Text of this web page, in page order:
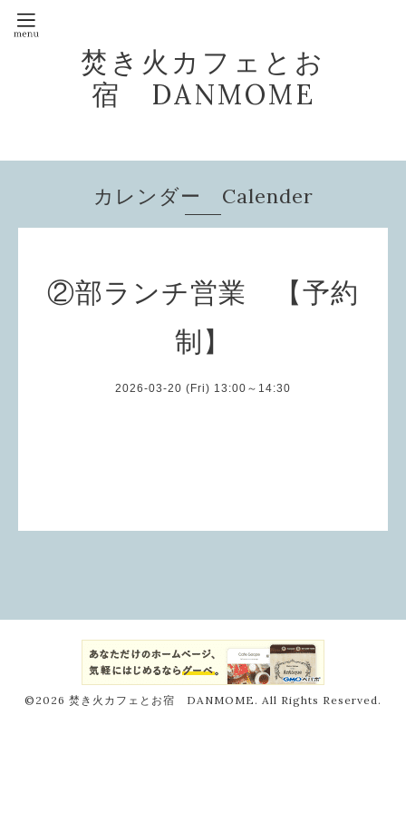
焚き火カフェとお
宿 DANMOME
カレンダー Calender
②部ランチ営業 【予約
制】
2026-03-20 (Fri) 13:00～14:30
©2026 焚き火カフェとお宿 DANMOME . All Rights Reserved.